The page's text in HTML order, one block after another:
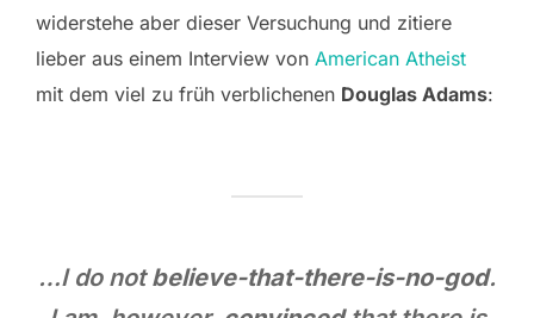
widerstehe aber dieser Versuchung und zitiere
lieber aus einem Interview von American Atheist
mit dem viel zu früh verblichenen Douglas Adams:
…I do notbelieve-that-there-is-no-god.